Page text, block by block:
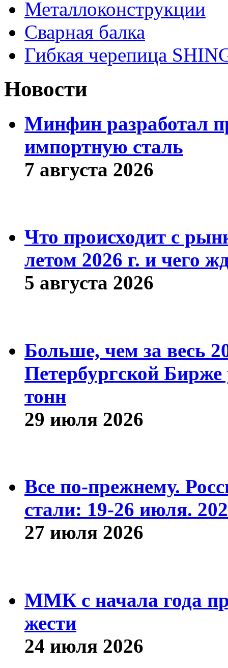
Металлоконструкции
Сварная балка
Гибкая черепица
Новости
Минфин разработал
импортную сталь
7 августа 2026
Что происходит с
летом 2026 г. и чего
5 августа 2026
Больше, чем за весь
Петербургской
тонн
29 июля 2026
Все по-прежнему.
стали: 19-26 июля.
27 июля 2026
ММК с начала года
жести
24 июля 2026